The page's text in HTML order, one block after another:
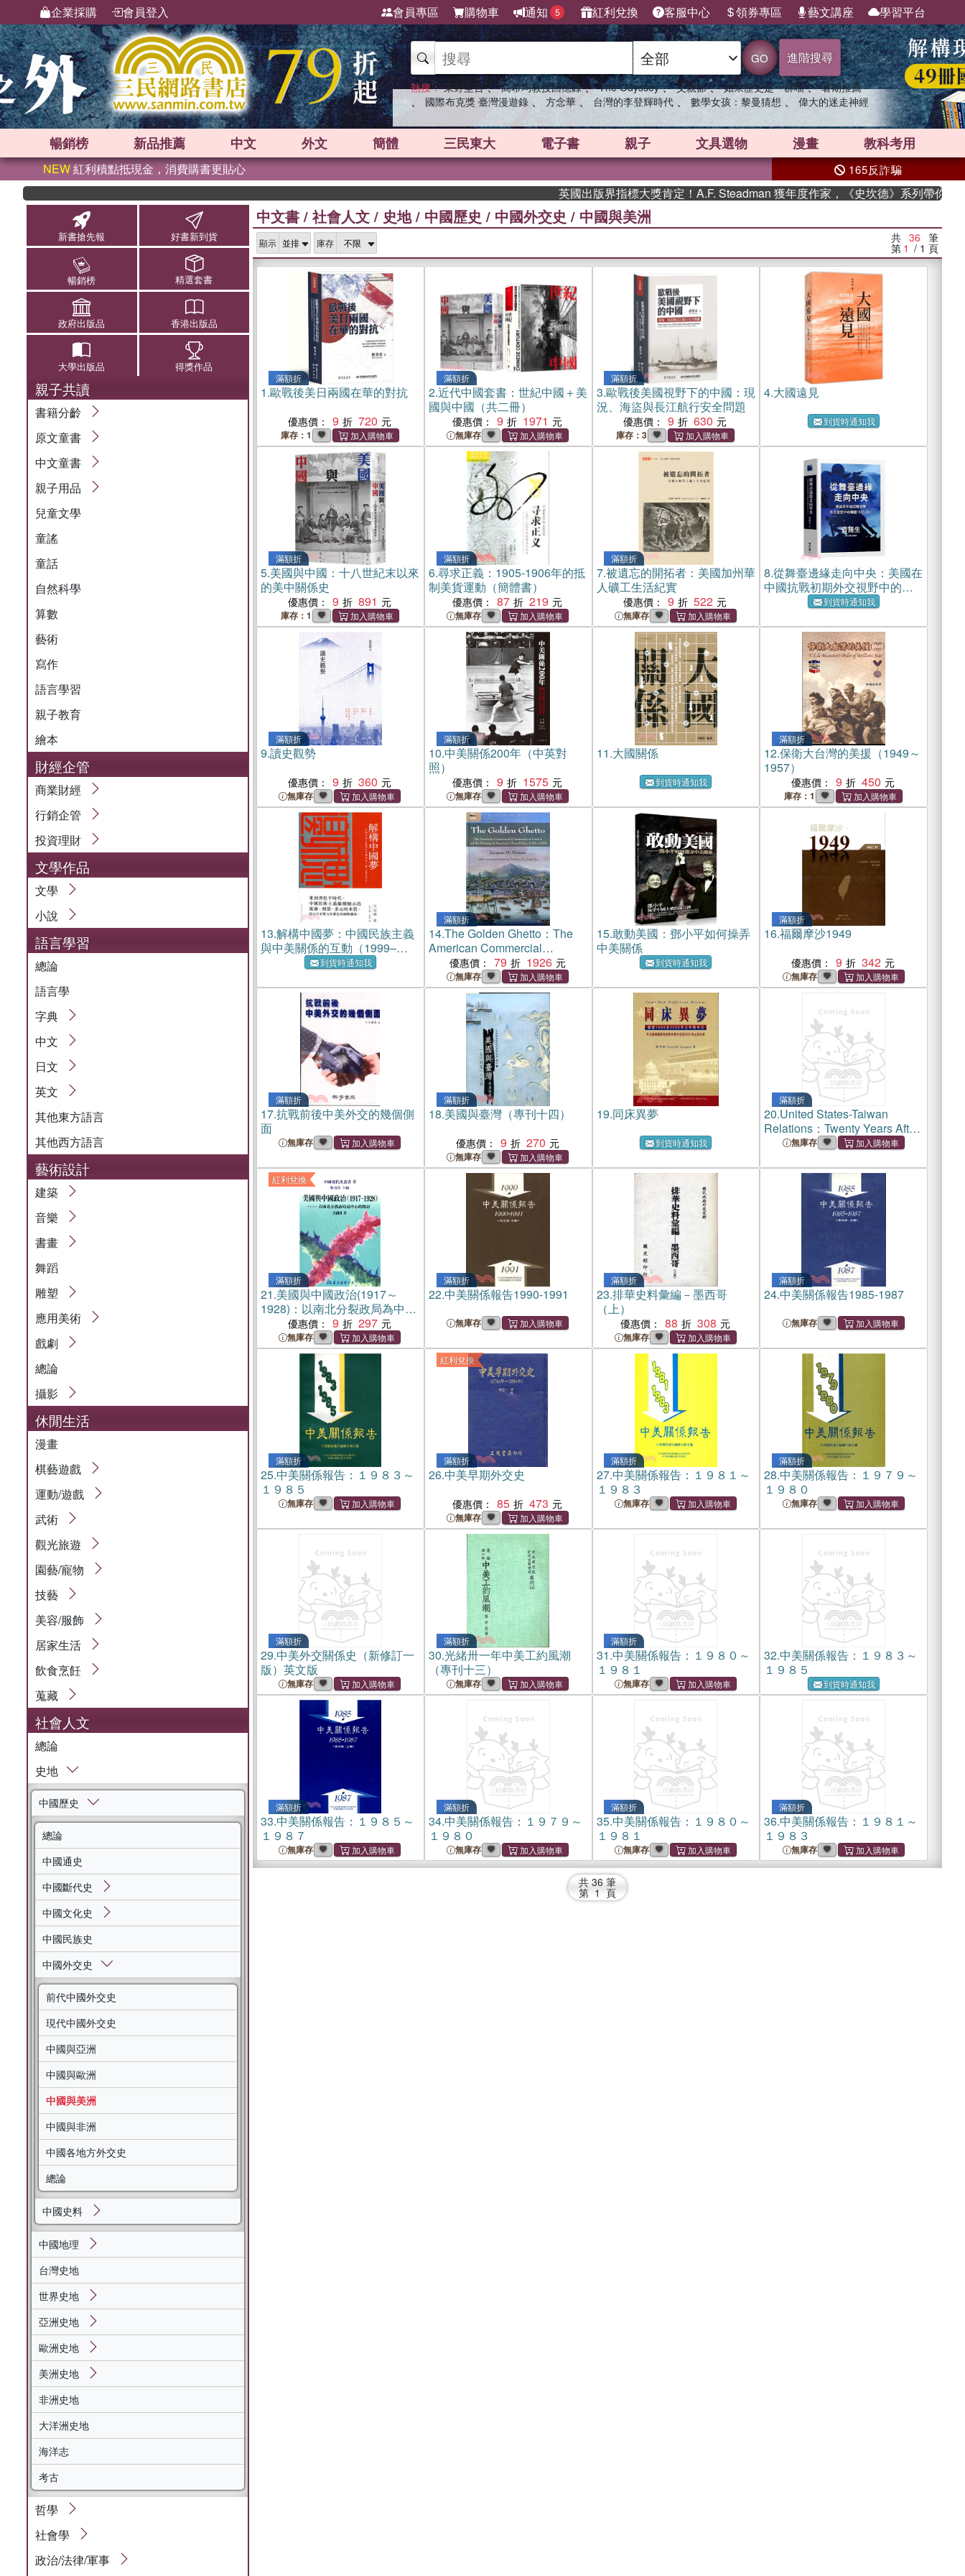
企業採購 會員登入 會員專區 購物車 通知 5 紅利兌換 客服中心 領券專區 藝文講座 學習平台
GO 進階搜尋
熱搜： 東野圭吾 、 高希均教授回憶錄 、 The Odyssey 、 父親節 、 如果歷史是一群喵 、 暑期推薦
、 國際布克獎 臺灣漫遊錄 、 方念華 、 台灣的李登輝時代 、 數學女孩：黎曼猜想 、 偉大的迷走神經
暢銷榜 新品推薦 中文 外文 簡體 三民東大 電子書 親子 文具選物 漫畫 教科考用
NEW紅利積點抵現金，消費購書更貼心 165反詐騙
英國出版界指標大獎肯定！A.F. Steadman 獲年度作家，《史坎德》系列帶你踏上熱血奇幻
新書搶先報 好書新到貨
暢銷榜 精選套書
政府出版品 香港出版品
大學出版品 得獎作品
親子共讀
書籍分齡
原文童書
中文童書
親子用品
兒童文學
童謠
童話
自然科學
算數
藝術
寫作
語言學習
親子教育
繪本
財經企管
商業財經
行銷企管
投資理財
文學作品
文學
小說
語言學習
總論
語言學
字典
中文
日文
英文
其他東方語言
其他西方語言
藝術設計
建築
音樂
書畫
舞蹈
雕塑
應用美術
戲劇
總論
攝影
休閒生活
漫畫
棋藝遊戲
運動/遊戲
武術
觀光旅遊
園藝/寵物
技藝
美容/服飾
居家生活
飲食烹飪
蒐藏
社會人文
總論
史地
中國歷史
總論
中國通史
中國斷代史
中國文化史
中國民族史
中國外交史
前代中國外交史
現代中國外交史
中國與亞洲
中國與歐洲
中國與美洲
中國與非洲
中國各地方外交史
總論
中國史料
中國地理
台灣史地
世界史地
亞洲史地
歐洲史地
美洲史地
非洲史地
大洋洲史地
海洋志
考古
哲學
社會學
政治/法律/軍事
中文書 / 社會人文 / 史地/ 中國歷史 / 中國外交史 / 中國與美洲
顯示 庫存 共 36 筆
第 1 / 1 頁
滿額折
1.歐戰後美日兩國在華的對抗
優惠價： 9 720
庫存：1
滿額折
2.近代中國套書：世紀中國＋美
國與中國（共二冊）
優惠價： 9 1971
無庫存
滿額折
3.歐戰後美國視野下的中國：現
況、海盜與長江航行安全問題
優惠價： 9 630
庫存：3
4.大國遠見
到貨時通知我
滿額折
5.美國與中國：十八世紀末以來
的美中關係史
優惠價： 9 891
庫存：1
滿額折
6.尋求正義：1905-1906年的抵
制美貨運動（簡體書）
優惠價： 87 219
無庫存
滿額折
7.被遺忘的開拓者：美國加州華
人礦工生活紀實
優惠價： 9 522
無庫存
8.從舞臺邊緣走向中央：美國在
中國抗戰初期外交視野中的轉
變（1937-1941）
到貨時通知我
滿額折
9.讀史觀勢
優惠價： 9 360
無庫存
滿額折
10.中美關係200年（中英對
照）
優惠價： 9 1575
無庫存
11.大國關係
到貨時通知我
滿額折
12.保衛大台灣的美援（1949～
1957）
優惠價： 9 450
庫存：1
13.解構中國夢：中國民族主義
與中美關係的互動（1999–
到貨時通知我
滿額折
14.The Golden Ghetto：The
American Commercial
Community at Canton and the
Shaping of American China
Policy, 1784-1844
優惠價： 79 1926
無庫存
15.敢動美國：鄧小平如何操弄
中美關係
到貨時通知我
滿額折
16.福爾摩沙1949
優惠價： 9 342
無庫存
滿額折
17.抗戰前後中美外交的幾個側
面
無庫存
滿額折
18.美國與臺灣（專刊十四）
優惠價： 9 270
無庫存
19.同床異夢
到貨時通知我
滿額折
20.United States-Taiwan
Relations：Twenty Years After
the Taiwan Relations Act
無庫存
紅利兌換
滿額折
21.美國與中國政治(1917～
1928)：以南北分裂政局為中心
的探討(平)
優惠價： 9 297
無庫存
滿額折
22.中美關係報告1990-1991
無庫存
滿額折
23.排華史料彙編－墨西哥
（上）
優惠價： 88 308
無庫存
滿額折
24.中美關係報告1985-1987
無庫存
滿額折
25.中美關係報告：１９８３～
１９８５
無庫存
紅利兌換
滿額折
26.中美早期外交史
優惠價： 85 473
無庫存
滿額折
27.中美關係報告：１９８１～
１９８３
無庫存
滿額折
28.中美關係報告：１９７９～
１９８０
無庫存
滿額折
29.中美外交關係史（新修訂一
版）英文版
無庫存
滿額折
30.光緒卅一年中美工約風潮
（專刊十三）
無庫存
滿額折
31.中美關係報告：１９８０～
１９８１
無庫存
32.中美關係報告：１９８３～
１９８５
到貨時通知我
滿額折
33.中美關係報告：１９８５～
１９８７
無庫存
滿額折
34.中美關係報告：１９７９～
１９８０
無庫存
滿額折
35.中美關係報告：１９８０～
１９８１
無庫存
滿額折
36.中美關係報告：１９８１～
１９８３
無庫存
共 36 筆
第 1 頁